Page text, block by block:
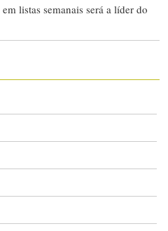
listas semanais será a líder do